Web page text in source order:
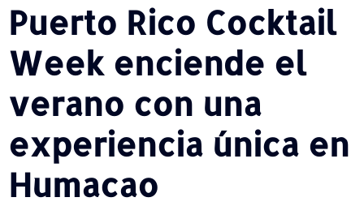
Puerto Rico Cocktail
Week enciende el
verano con una
experiencia única en
Humacao